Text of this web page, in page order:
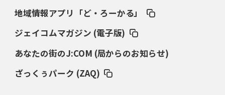
地域情報アプリ「ど・ろーかる」
ジェイコムマガジン (電子版)
あなたの街のJ:COM (局からのお知らせ)
ざっくぅパーク (ZAQ)